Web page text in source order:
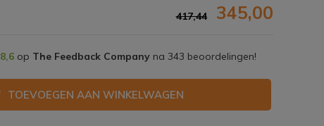
Afbeelding vergroten
417,44 345,00
8,6op The Feedback Companyna 343 beoordelingen!
TOEVOEGEN AAN WINKELWAGEN